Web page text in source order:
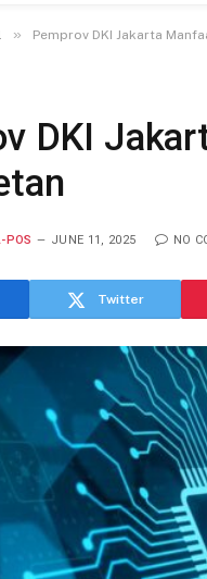
» Pemprov DKI Jakarta
DKI
POS JUNE 11, 2025 NO
Twitter